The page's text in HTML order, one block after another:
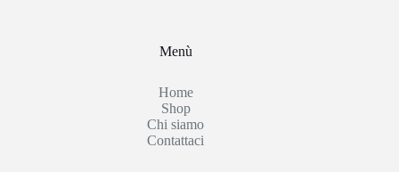
Menù
Home
Shop
Chi siamo
Contattaci